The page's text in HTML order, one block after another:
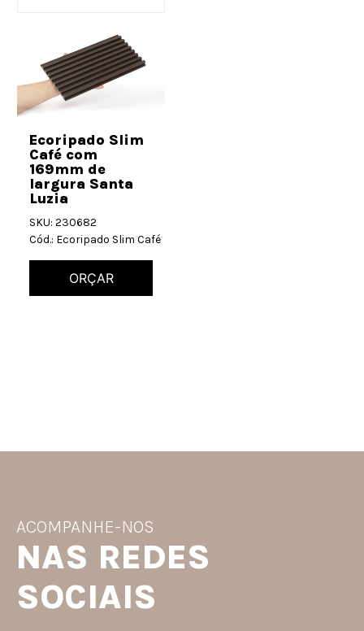
Ecoripado Slim
Café com
169mm de
largura Santa
Luzia
SKU: 230682
Cód.: Ecoripado Slim Café
ORÇAR
ACOMPANHE-NOS
NAS REDES
SOCIAIS